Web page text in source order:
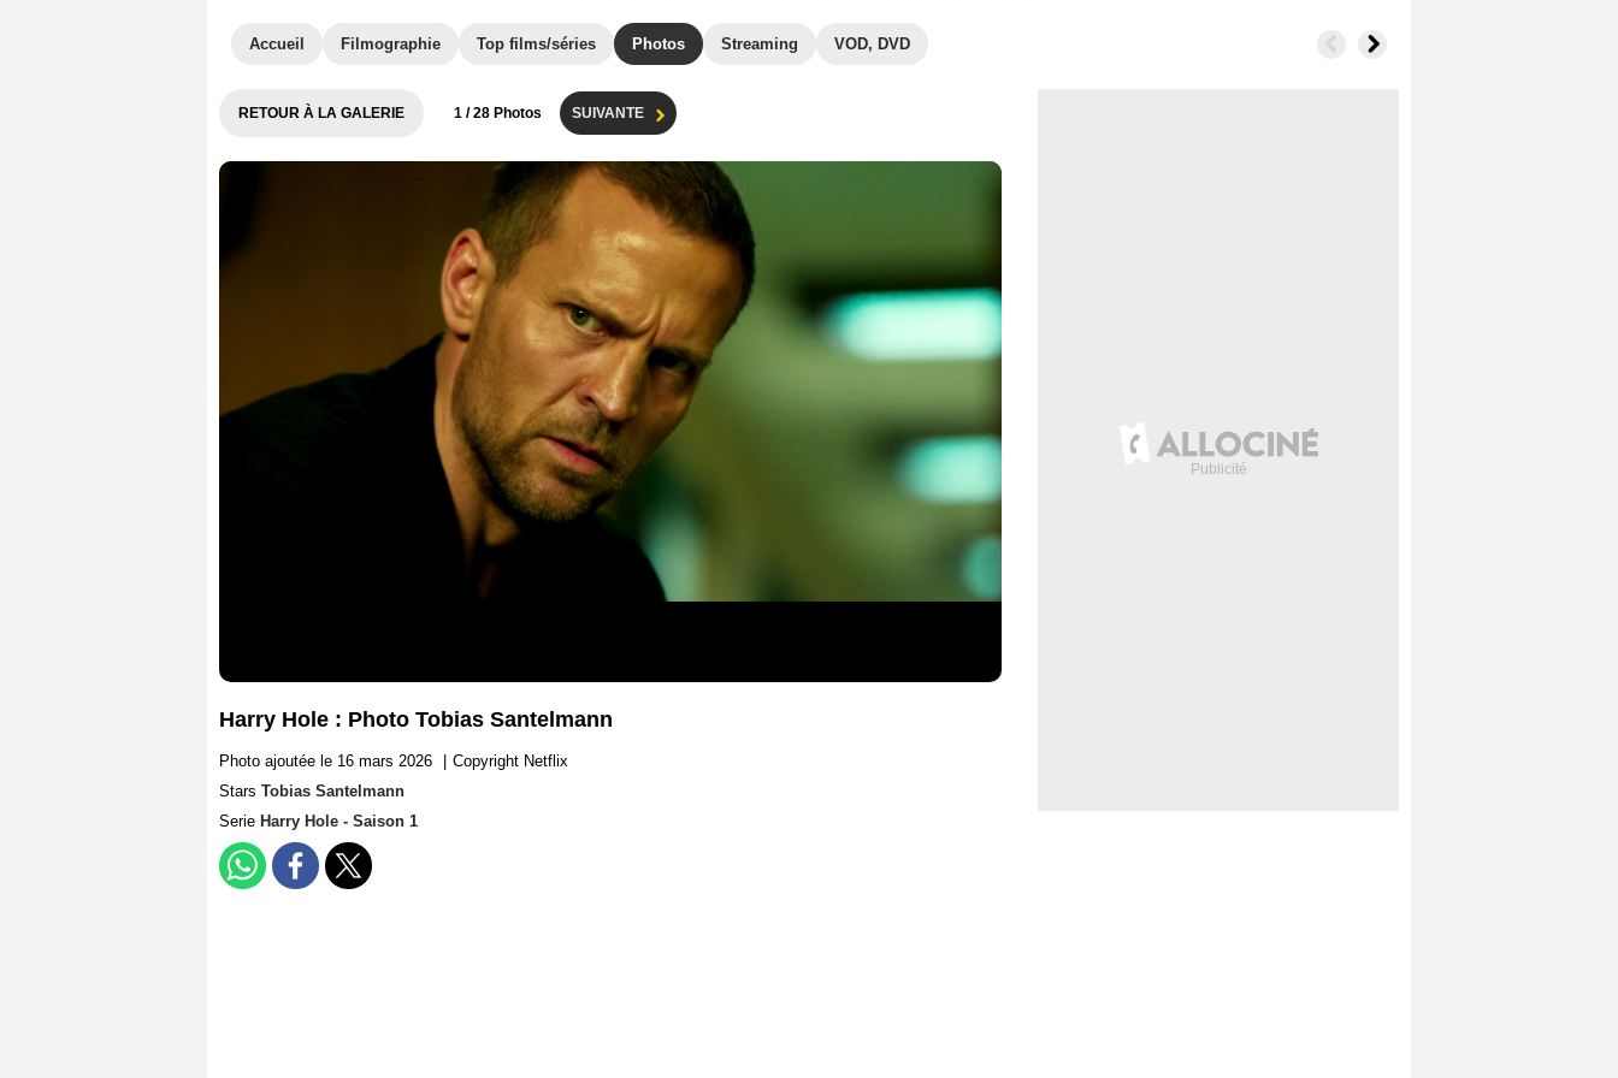
Accueil Filmographie Top films/séries Photos Streaming VOD, DVD
RETOUR À LA GALERIE 1 / 28 Photos SUIVANTE
Harry Hole : Photo Tobias Santelmann
Photo ajoutée le 16 mars 2026
Copyright Netflix
Stars Tobias Santelmann
Serie Harry Hole - Saison 1